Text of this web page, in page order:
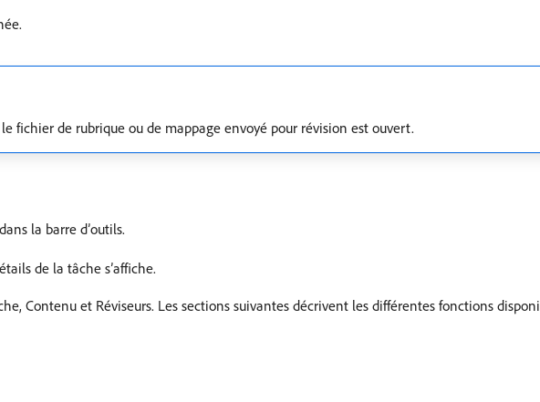
fichier de rubrique ou de mappage envoyé pour révision est ouvert.
la barre d’outils.
de la tâche s’affiche.
Contenu et Réviseurs. Les sections suivantes décrivent les différentes fonctions